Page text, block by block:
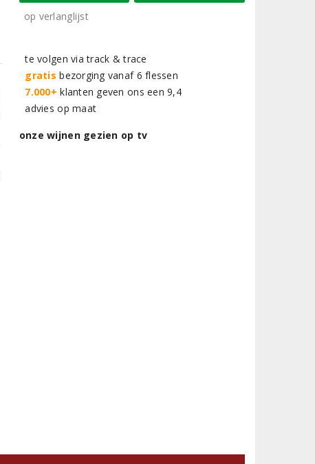
op verlanglijst
te volgen via track & trace
gratis bezorging vanaf 6 flessen
7.000+ klanten geven ons een 9,4
advies op maat
onze wijnen gezien op tv